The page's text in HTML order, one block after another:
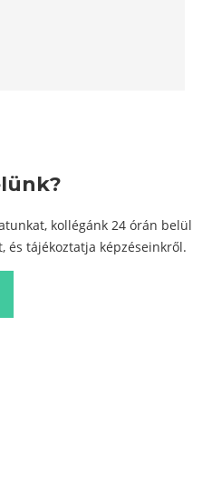
kollégánk 24 órán belül
és tájékoztatja képzéseinkről.